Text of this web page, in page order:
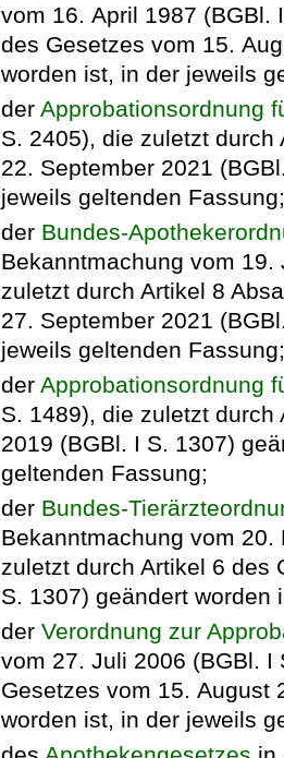
vom 16. April 1987 (BGBl.
des Gesetzes vom 15.
worden ist, in der jeweils
der Approbationsordnung
S. 2405), die zuletzt durch
22. September 2021
jeweils geltenden Fassung;
der Bundes-
Bekanntmachung vom
zuletzt durch Artikel 8
27. September 2021
jeweils geltenden Fassung;
der Approbationsordnung
S. 1489), die zuletzt
2019 (BGBl. I S. 1307)
geltenden Fassung;
der Bundes-
Bekanntmachung vom 20.
zuletzt durch Artikel 6 des
S. 1307) geändert worden
der Verordnung zur
vom 27. Juli 2006 (BGBl.
Gesetzes vom 15. August
worden ist, in der jeweils